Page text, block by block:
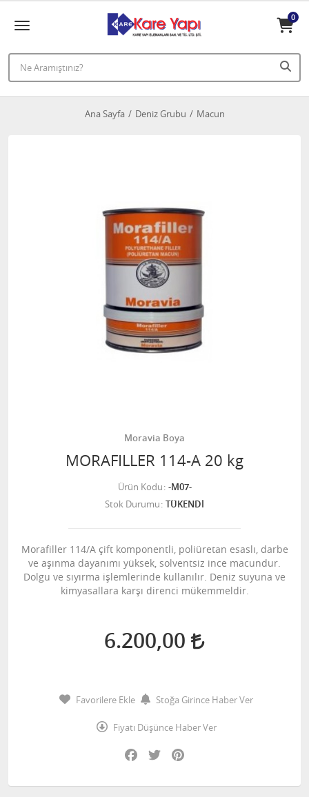
0
Ana Sayfa Deniz Grubu Macun
Moravia Boya
MORAFILLER 114-A 20 kg
Ürün Kodu -M07-
Stok Durumu TÜKENDİ
Morafiller 114/A çift komponentli, poliüretan esaslı, darbe
ve aşınma dayanımı yüksek, solventsiz ince macundur.
Dolgu ve sıyırma işlemlerinde kullanılır. Deniz suyuna ve
kimyasallara karşı direnci mükemmeldir.
6.200,00
Favorilere Ekle Stoğa Girince Haber Ver
Fiyatı Düşünce Haber Ver
Facebook
Twitter